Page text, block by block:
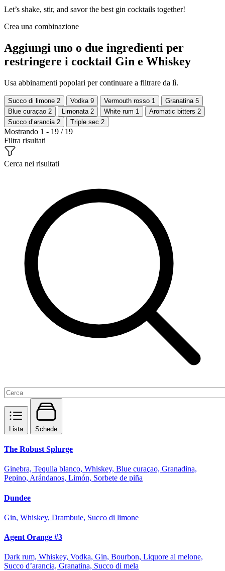
Let’s shake, stir, and savor the best gin cocktails together!
Crea una combinazione
Aggiungi uno o due ingredienti per
restringere i cocktail Gin e Whiskey
Usa abbinamenti popolari per continuare a filtrare da lì.
Succo di limone 2 Vodka 9 Vermouth rosso 1 Granatina 5
Blue curaçao 2 Limonata 2 White rum 1 Aromatic bitters 2
Succo d’arancia 2 Triple sec 2
Mostrando 1 - 19 / 19
Filtra risultati
Cerca nei risultati
Lista Schede
The Robust Splurge
Ginebra, Tequila blanco, Whiskey, Blue curaçao, Granadina,
Pepino, Arándanos, Limón, Sorbete de piña
Dundee
Gin, Whiskey, Drambuie, Succo di limone
Agent Orange #3
Dark rum, Whiskey, Vodka, Gin, Bourbon, Liquore al melone,
Succo d’arancia, Granatina, Succo di mela